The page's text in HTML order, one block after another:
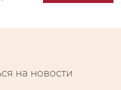
на новости